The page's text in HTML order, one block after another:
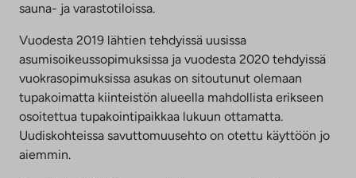
sauna- ja varastotiloissa.
Vuodesta 2019 lähtien tehdyissä uusissa
asumisoikeussopimuksissa ja vuodesta 2020 tehdyissä
vuokrasopimuksissa asukas on sitoutunut olemaan
tupakoimatta kiinteistön alueella mahdollista erikseen
osoitettua tupakointipaikkaa lukuun ottamatta.
Uudiskohteissa savuttomuusehto on otettu käyttöön jo
aiemmin.